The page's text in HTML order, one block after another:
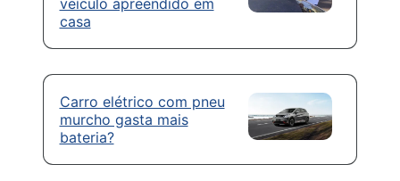
casa
Carro elétrico com pneu
murcho gasta mais
bateria?